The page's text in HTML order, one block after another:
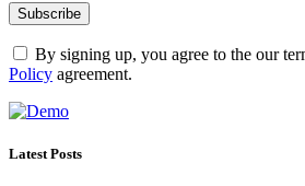
By signing up, you agree to the our
Policy agreement.
Latest Posts